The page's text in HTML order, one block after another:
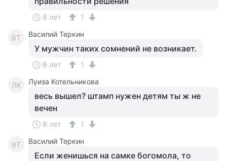
8 лет 1
ВТ Василий Теркин
У мужчин таких сомнений не возникает.
8 лет 1
ЛК Луиза Котельникова
весь вышел? штамп нужен детям ты ж не
вечен
8 лет 1
ВТ Василий Теркин
Если женишься на самке богомола, то